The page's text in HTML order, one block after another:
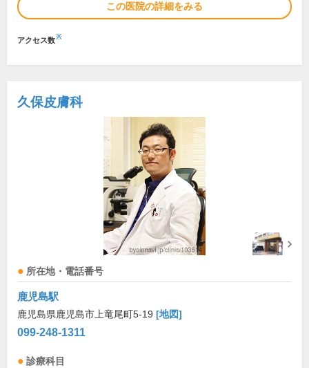
この医院の詳細をみる
アクセス数※
久保皮膚科
所在地・電話番号
鹿児島駅
鹿児島県鹿児島市上竜尾町5-19 [地図]
099-248-1311
診療科目